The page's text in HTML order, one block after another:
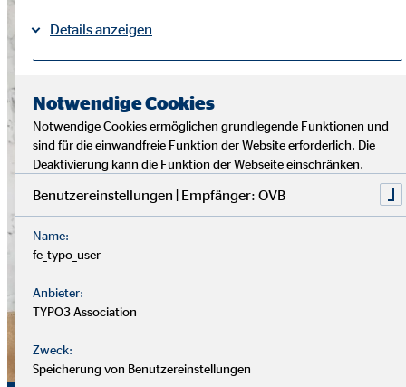
Details anzeigen
Notwendige Cookies
Notwendige Cookies ermöglichen grundlegende Funktionen und
sind für die einwandfreie Funktion der Website erforderlich. Die
Deaktivierung kann die Funktion der Webseite einschränken.
Benutzereinstellungen | Empfänger: OVB
Name:
fe_typo_user
Anbieter:
TYPO3 Association
Zweck:
Speicherung von Benutzereinstellungen